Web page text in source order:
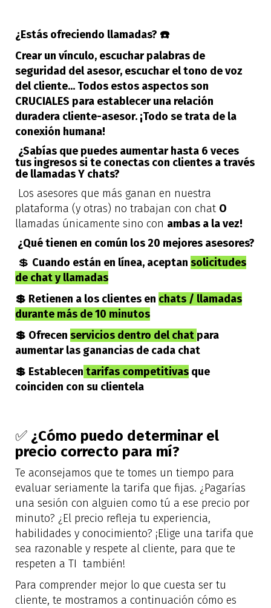
¿Estás ofreciendo llamadas? ☎️
Crear un vínculo, escuchar palabras de
seguridad del asesor, escuchar el tono de voz
del cliente... Todos estos aspectos son
CRUCIALES para establecer una relación
duradera cliente-asesor. ¡Todo se trata de la
conexión humana!
¿Sabías que puedes aumentar hasta 6 veces
tus ingresos si te conectas con clientes a través
de llamadas Y chats?
Los asesores que más ganan en nuestra
plataforma (y otras) no trabajan con chat O
llamadas únicamente sino con ambas a la vez!
¿Qué tienen en común los 20 mejores asesores?
💲 Cuando están en línea, aceptan solicitudes
de chat y llamadas
💲 Retienen a los clientes en chats / llamadas
durante más de 10 minutos
💲 Ofrecen servicios dentro del chat para
aumentar las ganancias de cada chat
💲 Establecen tarifas competitivas que
coinciden con su clientela
✅ ¿Cómo puedo determinar el
precio correcto para mí?
Te aconsejamos que te tomes un tiempo para
evaluar seriamente la tarifa que fijas. ¿Pagarías
una sesión con alguien como tú a ese precio por
minuto? ¿El precio refleja tu experiencia,
habilidades y conocimiento? ¡Elige una tarifa que
sea razonable y respete al cliente, para que te
respeten a TI también!
Para comprender mejor lo que cuesta ser tu
cliente, te mostramos a continuación cómo es